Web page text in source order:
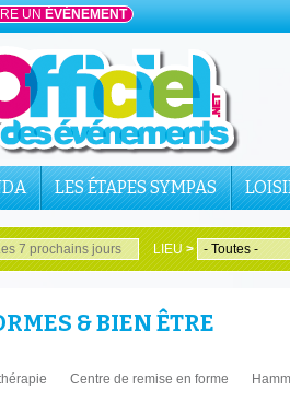
UN ÉVÉNEMENT
LES ÉTAPES SYMPAS
LIEU>
& BIEN ÊTRE
Centre de remise en forme